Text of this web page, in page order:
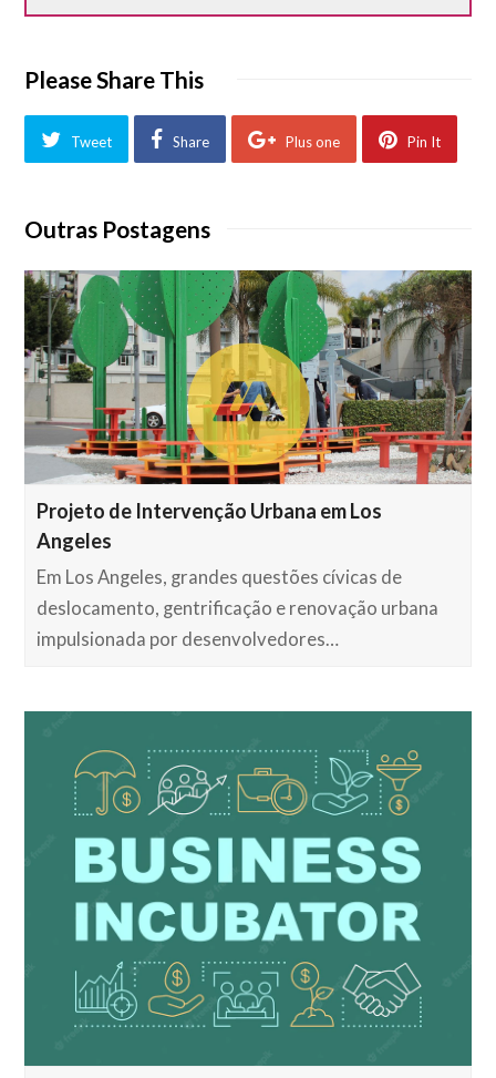
Please Share This
Tweet Share Plus one Pin It
Outras Postagens
Projeto de Intervenção Urbana em Los
Angeles
Em Los Angeles, grandes questões cívicas de
deslocamento, gentrificação e renovação urbana
impulsionada por desenvolvedores…